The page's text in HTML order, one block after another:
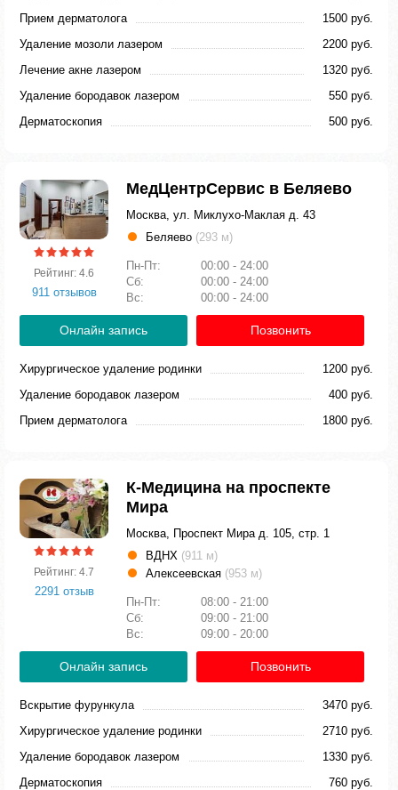
Прием дерматолога
1500 руб.
Удаление мозоли лазером
2200 руб.
Лечение акне лазером
1320 руб.
Удаление бородавок лазером
550 руб.
Дерматоскопия
500 руб.
Рейтинг: 4.6
911 отзывов
МедЦентрСервис в Беляево
Москва, ул. Миклухо-Маклая д. 43
Беляево (293 м)
Пн-Пт:
00:00 - 24:00
Сб:
00:00 - 24:00
Вс:
00:00 - 24:00
Онлайн запись Позвонить
Хирургическое удаление родинки
1200 руб.
Удаление бородавок лазером
400 руб.
Прием дерматолога
1800 руб.
Рейтинг: 4.7
2291 отзыв
К-Медицина на проспекте
Мира
Москва, Проспект Мира д. 105, стр. 1
ВДНХ (911 м)
Алексеевская (953 м)
Пн-Пт:
08:00 - 21:00
Сб:
09:00 - 21:00
Вс:
09:00 - 20:00
Онлайн запись Позвонить
Вскрытие фурункула
3470 руб.
Хирургическое удаление родинки
2710 руб.
Удаление бородавок лазером
1330 руб.
Дерматоскопия
760 руб.